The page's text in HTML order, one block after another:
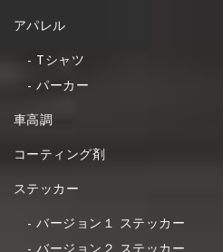
アパレル
Tシャツ
パーカー
車高調
コーティング剤
ステッカー
バージョン１ ステッカー